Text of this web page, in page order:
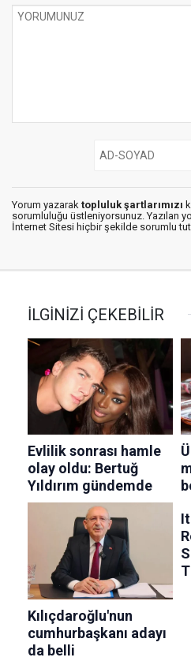
Yorum yazarak topluluk şartlarımızı
sorumluluğu üstleniyorsunuz. Yazılan
İnternet Sitesi hiçbir şekilde sorumlu